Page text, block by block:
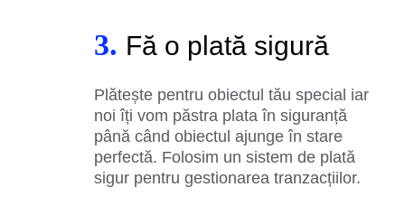
3. Fă o plată sigură
Plătește pentru obiectul tău special iar
noi îți vom păstra plata în siguranță
până când obiectul ajunge în stare
perfectă. Folosim un sistem de plată
sigur pentru gestionarea tranzacțiilor.